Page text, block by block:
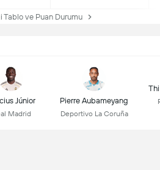
ve Puan Durumu
Júnior
Madrid
Pierre Aubameyang
Deportivo La Coruña